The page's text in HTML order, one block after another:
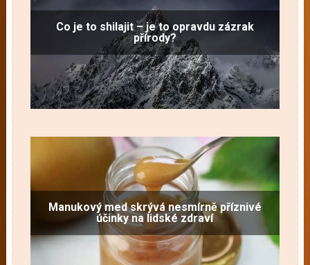
Co je to shilajit – je to opravdu zázrak
přírody?
Manukový med skrývá nesmírně příznivé
účinky na lidské zdraví